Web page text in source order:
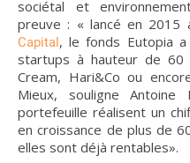
sociétal et
preuve : « lancé en 2015
Capital, le fonds Eutopia
startups à hauteur de 60
Cream, Hari&Co ou
Mieux, souligne
portefeuille réalisent un
en croissance de plus de
elles sont déjà rentables».